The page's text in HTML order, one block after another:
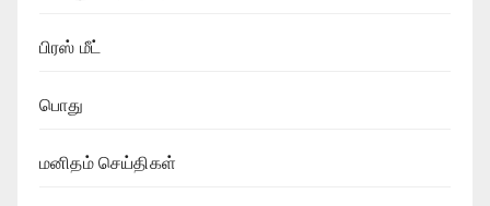
பிரஸ் மீட்
பொது
மனிதம் செய்திகள்